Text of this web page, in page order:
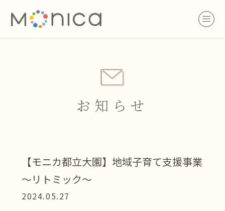
お知らせ
【モニカ都立大園】地域子育て支援事業
～リトミック～
2024.05.27